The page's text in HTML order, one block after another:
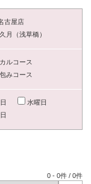
古屋店
月（浅草橋）
ルコース
みコース
水曜日
0 -0件 /0件